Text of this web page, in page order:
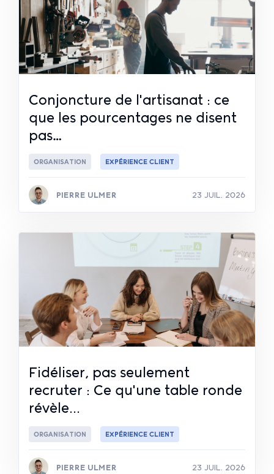
Conjoncture de l'artisanat : ce
que les pourcentages ne disent
pas…
ORGANISATION EXPÉRIENCE CLIENT
PIERRE ULMER 23 JUIL. 2026
Fidéliser, pas seulement
recruter : Ce qu'une table ronde
révèle...
ORGANISATION EXPÉRIENCE CLIENT
PIERRE ULMER 23 JUIL. 2026